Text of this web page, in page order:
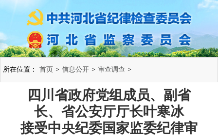
所在位置： 首页 > 信息公开 > 审查调查 >
四川省政府党组成员、副省
长、省公安厅厅长叶寒冰
接受中央纪委国家监委纪律审